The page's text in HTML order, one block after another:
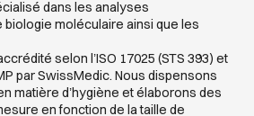
dans les analyses
moléculaire ainsi que les
selon l’ISO 17025 (STS 393) et
par SwissMedic. Nous dispensons
matière d’hygiène et élaborons des
en fonction de la taille de